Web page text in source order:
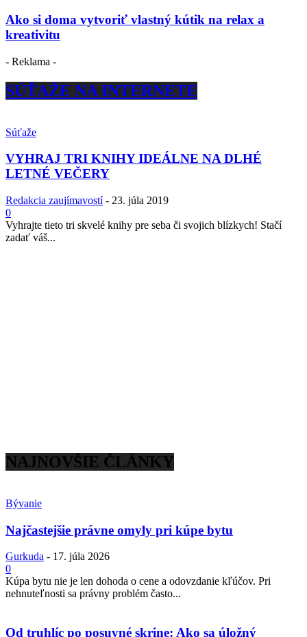
Ako si doma vytvoriť vlastný kútik na relax a
kreativitu
- Reklama -
SÚŤAŽE NA INTERNETE
Súťaže
VYHRAJ TRI KNIHY IDEÁLNE NA DLHÉ
LETNÉ VEČERY
Redakcia zaujímavostí - 23. júla 2019
0
Vyhrajte tieto tri skvelé knihy pre seba či svojich blízkych! Stačí
zadať váš...
NAJNOVŠIE ČLÁNKY
Bývanie
Najčastejšie právne omyly pri kúpe bytu
Gurkuda - 17. júla 2026
0
Kúpa bytu nie je len dohoda o cene a odovzdanie kľúčov. Pri
nehnuteľnosti sa právny problém často...
Od truhlíc po posuvné skrine: Ako sa úložný